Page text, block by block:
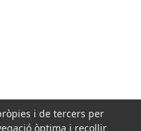
i de tercers per
òptima i recollir